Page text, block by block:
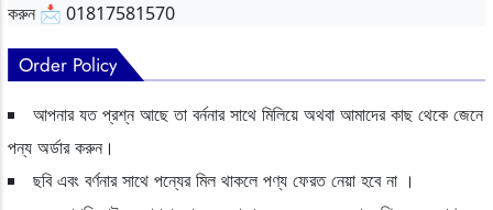
করুন 📩 01817581570
Order Policy
আপনার যত প্রশ্ন আছে তা বর্ননার সাথে মিলিয়ে অথবা আমাদের কাছ থেকে জেনে
পন্য অর্ডার করুন।
ছবি এবং বর্ণনার সাথে পন্যের মিল থাকলে পণ্য ফেরত নেয়া হবে না ।